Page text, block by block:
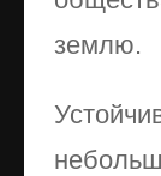
землю.